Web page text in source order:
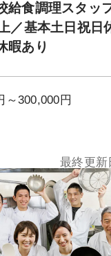
給食調理スタッ
／基本土日祝日
暇あり
～300,000円
最終更新